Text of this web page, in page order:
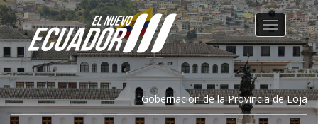
Gobernación de la Provincia de Loja
Toggle
navigation